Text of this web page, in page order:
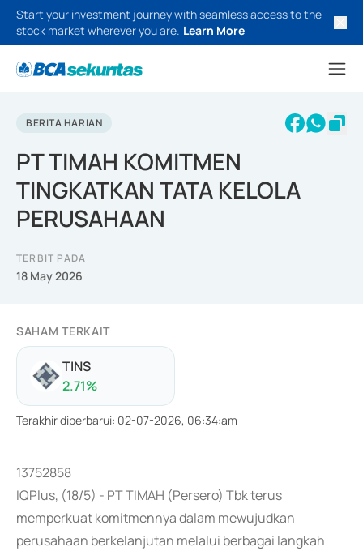
Start your investment journey with seamless access to the
stock market wherever you are. Learn More
BERITA HARIAN
PT TIMAH KOMITMEN
TINGKATKAN TATA KELOLA
PERUSAHAAN
TERBIT PADA
18 May 2026
SAHAM TERKAIT
TINS
2.71%
Terakhir diperbarui: 02-07-2026, 06:34:am
13752858
IQPlus, (18/5) - PT TIMAH (Persero) Tbk terus
memperkuat komitmennya dalam mewujudkan
perusahaan berkelanjutan melalui berbagai langkah